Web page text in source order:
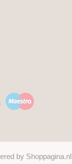
by Shoppagina.nl